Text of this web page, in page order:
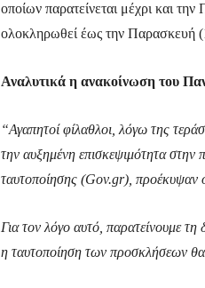
οποίων παρατείνεται μέχρι και
ολοκληρωθεί έως την Παρασκευή
Αναλυτικά η ανακοίνωση του
“Αγαπητοί φίλαθλοι, λόγω της
την αυξημένη επισκεψιμότητα στην
ταυτοποίησης (Gov.gr), προέκυψαν
Για τον λόγο αυτό, παρατείνουμε
η ταυτοποίηση των προσκλήσεων